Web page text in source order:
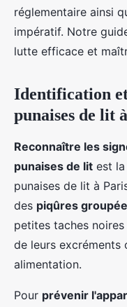
réglementaire ainsi
impératif. Notre
lutte efficace et
Identification
punaises de lit
Reconnaître les
punaises de lit est
punaises de lit à
des piqûres
petites taches
de leurs excréments
alimentation.
Pour prévenir